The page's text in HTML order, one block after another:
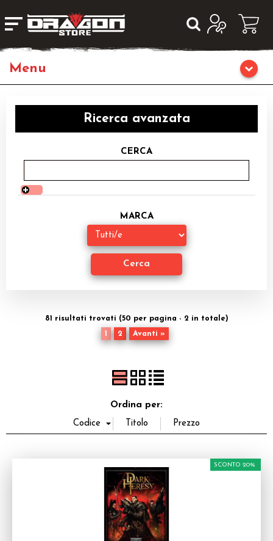
Giochi da Tavolo
Librigame
Fumetti & Romanzi
Giochi di Carte Collezionabili
Accessori
Ricerca avanzata
CERCA
MARCA
81 risultati trovati (50 per pagina - 2 in totale)
1
2 Avanti »
Ordina per:
SCONTO 20%